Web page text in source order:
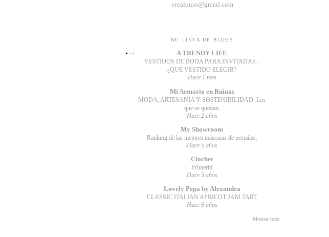
erealouro@gmail.com
MI LISTA DE BLOGS
A TRENDY LIFE
VESTIDOS DE BODA PARA INVITADAS -
¿QUÉ VESTIDO ELEGIR?
Hace 1 mes
Mi Armario en Ruinas
MODA, ARTESANÍA Y SOSTENIBILIDAD: Los
que se quedan.
Hace 2 años
My Showroom
Ranking de las mejores máscaras de pestañas.
Hace 5 años
Clochet
Primeriti
Hace 5 años
Lovely Pepa by Alexandra
CLASSIC ITALIAN APRICOT JAM TART
Hace 6 años
Mostrar todo